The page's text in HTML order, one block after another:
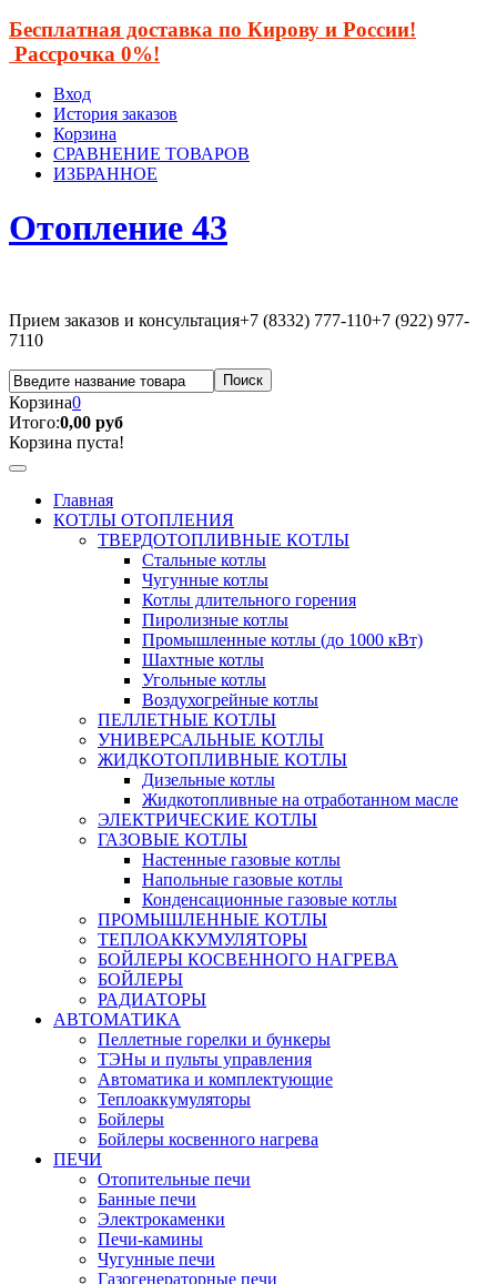
Бесплатная доставка по Кирову и России!
Рассрочка 0%!
Вход
История заказов
Корзина
СРАВНЕНИЕ ТОВАРОВ
ИЗБРАННОЕ
Отопление 43
Прием заказов и консультация+7 (8332) 777-110+7 (922) 977-
7110
Корзина0
Итого:0,00 руб
Корзина пуста!
Главная
КОТЛЫ ОТОПЛЕНИЯ
ТВЕРДОТОПЛИВНЫЕ КОТЛЫ
Стальные котлы
Чугунные котлы
Котлы длительного горения
Пиролизные котлы
Промышленные котлы (до 1000 кВт)
Шахтные котлы
Угольные котлы
Воздухогрейные котлы
ПЕЛЛЕТНЫЕ КОТЛЫ
УНИВЕРСАЛЬНЫЕ КОТЛЫ
ЖИДКОТОПЛИВНЫЕ КОТЛЫ
Дизельные котлы
Жидкотопливные на отработанном масле
ЭЛЕКТРИЧЕСКИЕ КОТЛЫ
ГАЗОВЫЕ КОТЛЫ
Настенные газовые котлы
Напольные газовые котлы
Конденсационные газовые котлы
ПРОМЫШЛЕННЫЕ КОТЛЫ
ТЕПЛОАККУМУЛЯТОРЫ
БОЙЛЕРЫ КОСВЕННОГО НАГРЕВА
БОЙЛЕРЫ
РАДИАТОРЫ
АВТОМАТИКА
Пеллетные горелки и бункеры
ТЭНы и пульты управления
Автоматика и комплектующие
Теплоаккумуляторы
Бойлеры
Бойлеры косвенного нагрева
ПЕЧИ
Отопительные печи
Банные печи
Электрокаменки
Печи-камины
Чугунные печи
Газогенераторные печи